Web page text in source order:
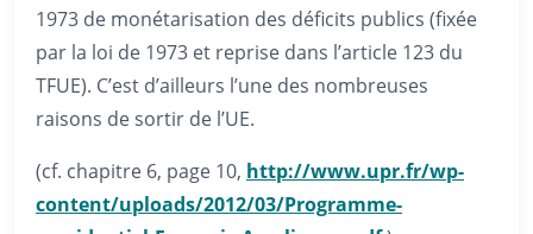
1973 de monétarisation des déficits publics (fixée
par la loi de 1973 et reprise dans l’article 123 du
TFUE). C’est d’ailleurs l’une des nombreuses
raisons de sortir de l’UE.
(cf. chapitre 6, page 10, http://www.upr.fr/wp-
content/uploads/2012/03/Programme-